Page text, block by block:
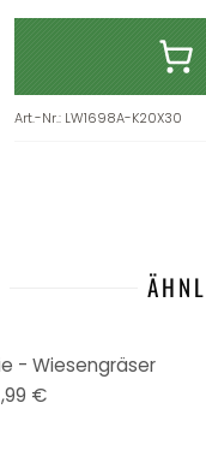
Art.-Nr.: LW1698A-K20X30
- Wiesengräser
€